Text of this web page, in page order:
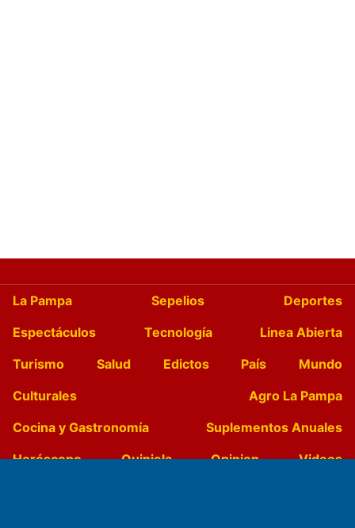
La Pampa Sepelios
Deportes
Espectáculos
Tecnología
Linea Abierta
Turismo
Salud Edictos País
Mundo
Culturales
Agro La Pampa
Cocina y Gastronomía
Suplementos Anuales
Horóscopo
Quiniela Opinion
Videos